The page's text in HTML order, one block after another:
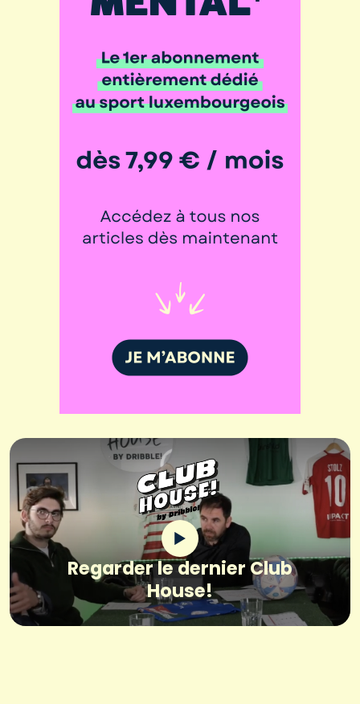
Regarder le dernier Club
House!